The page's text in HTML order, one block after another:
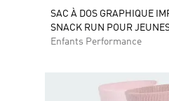
SAC À DOS GRAPHIQUE
SNACK RUN POUR
Enfants Performance